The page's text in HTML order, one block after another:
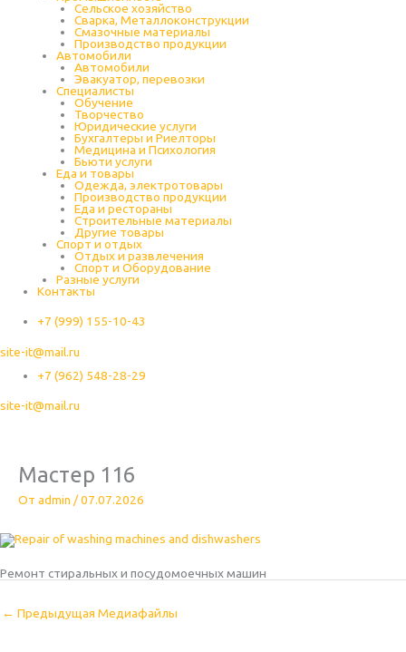
Cельское хозяйство
Сварка, Металлоконструкции
Cмазочные материалы
Производство продукции
Автомобили
Автомобили
Эвакуатор, перевозки
Специалисты
Обучение
Творчество
Юридические услуги
Бухгалтеры и Риелторы
Медицина и Психология
Бьюти услуги
Еда и товары
Одежда, электротовары
Производство продукции
Еда и рестораны
Строительные материалы
Другие товары
Спорт и отдых
Отдых и развлечения
Спорт и Оборудование
Разные услуги
Контакты
+7 (999) 155-10-43
site-it@mail.ru
+7 (962) 548-28-29
site-it@mail.ru
Мастер 116
От admin /07.07.2026
Ремонт стиральных и посудомоечных машин
← Предыдущая Медиафайлы